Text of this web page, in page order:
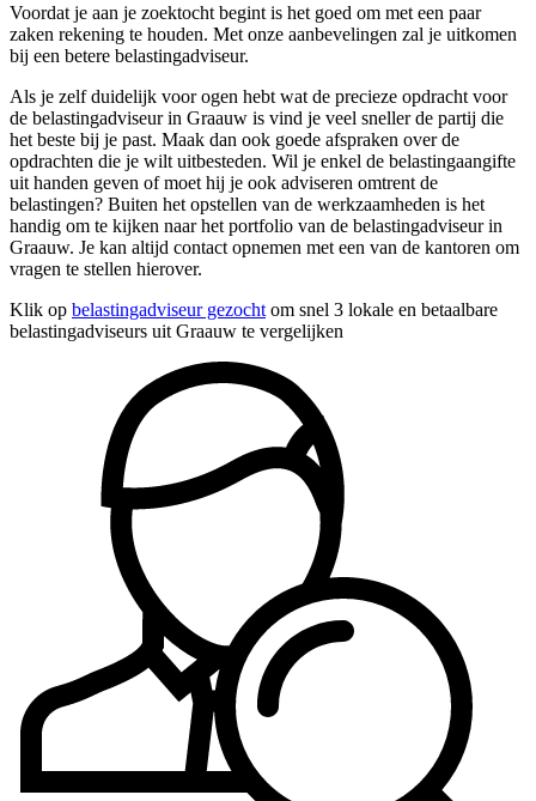
Voordat je aan je zoektocht begint is het goed om met een paar
zaken rekening te houden. Met onze aanbevelingen zal je uitkomen
bij een betere belastingadviseur.
Als je zelf duidelijk voor ogen hebt wat de precieze opdracht voor
de belastingadviseur in Graauw is vind je veel sneller de partij die
het beste bij je past. Maak dan ook goede afspraken over de
opdrachten die je wilt uitbesteden. Wil je enkel de belastingaangifte
uit handen geven of moet hij je ook adviseren omtrent de
belastingen? Buiten het opstellen van de werkzaamheden is het
handig om te kijken naar het portfolio van de belastingadviseur in
Graauw. Je kan altijd contact opnemen met een van de kantoren om
vragen te stellen hierover.
Klik op belastingadviseur gezocht om snel 3 lokale en betaalbare
belastingadviseurs uit Graauw te vergelijken